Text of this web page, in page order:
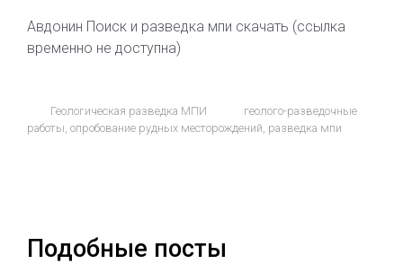
Авдонин Поиск и разведка мпи скачать (ссылка
временно не доступна)
Геологическая разведка МПИ
геолого-разведочные
работы, опробование рудных месторождений, разведка мпи
Подобные посты